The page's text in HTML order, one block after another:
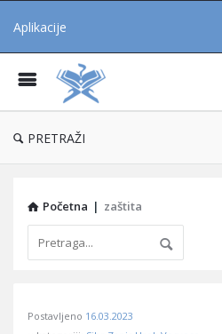
Aplikacije
PRETRAŽI
Početna | zaštita
Učene
Postavljeno 16.03.2023